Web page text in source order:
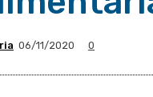
06/11/2020 0